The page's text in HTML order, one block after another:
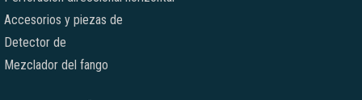
Accesorios y piezas de
Detector de
Mezclador del fango